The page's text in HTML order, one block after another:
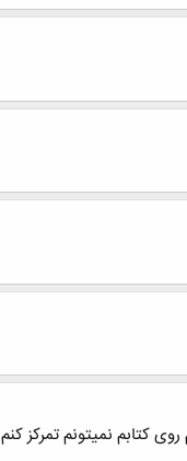
کتابم نمیتونم تمرکز کنم